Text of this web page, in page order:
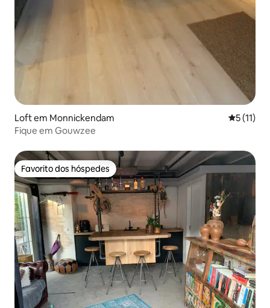
Loft em Monnickendam
5 (11)
Fique em Gouwzee
Favorito dos hóspedes
Favorito dos hóspedes